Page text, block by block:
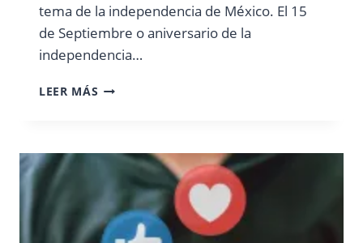
tema de la independencia de México. El 15
de Septiembre o aniversario de la
independencia…
LEER MÁS PELÍCULAS
PARA
FAMILIA